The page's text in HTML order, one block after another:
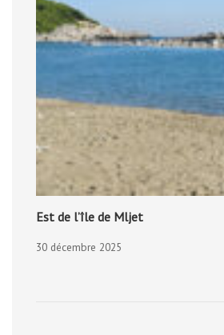
Est de l’île de Mljet
30 décembre 2025